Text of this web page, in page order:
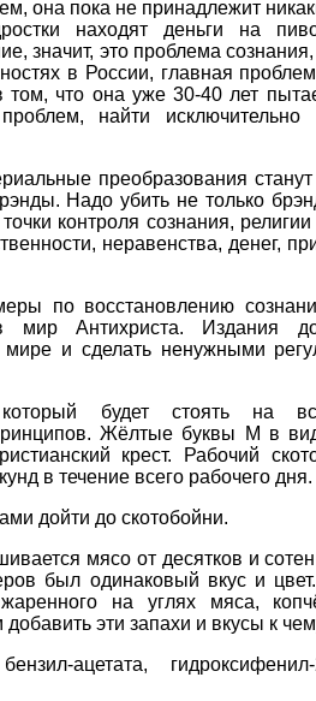
она пока не принадлежит
находят деньги на
значит, это проблема
в России, главная
что она уже 30-40 лет
найти исключительно
преобразования станут
Надо убить не только
контроля сознания,
неравенства, денег,
по восстановлению
мир Антихриста. Издания
и сделать ненужными
будет стоять на
Жёлтые буквы М в
крест. Рабочий
в течение всего рабочего дня.
дойти до скотобойни.
мясо от десятков и
был одинаковый вкус и
на углях мяса,
эти запахи и вкусы к
ацетата,